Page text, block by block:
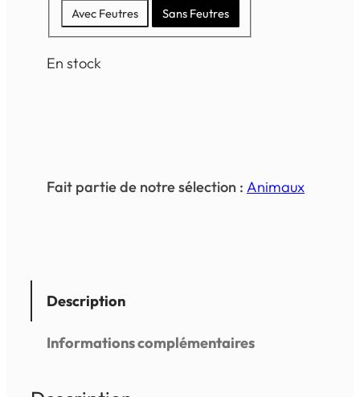
a
g
r
Avec Feutres Sans Feutres
En stock
Fait partie de notre sélection : Animaux
Description
Informations complémentaires